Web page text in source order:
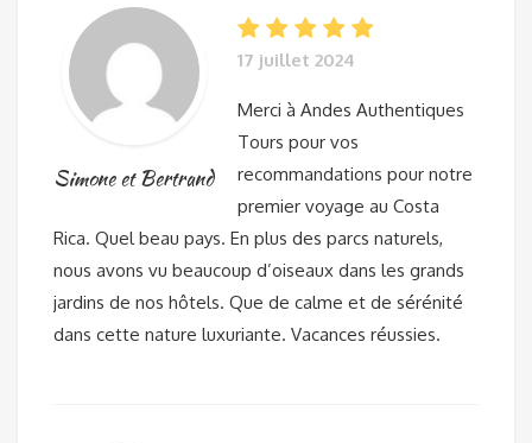
Simone et Bertrand
17 juillet 2024
Merci à Andes Authentiques
Tours pour vos
recommandations pour notre
premier voyage au Costa
Rica. Quel beau pays. En plus des parcs naturels,
nous avons vu beaucoup d’oiseaux dans les grands
jardins de nos hôtels. Que de calme et de sérénité
dans cette nature luxuriante. Vacances réussies.